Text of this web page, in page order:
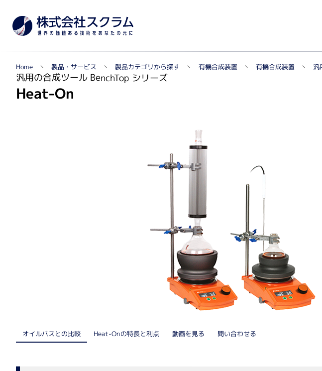
TOPへ
蛍光マイクロアレイ・組織マイクロアレイ
微量分光・蛍光光度
イメージング（ケミルミ/
細胞培養関連
自動セルカウンター
バイオリアクター
3次元培養
培養フラスコ
ステンレス培地吸引棒
リキッドハンドリング 消耗品
Home 製品・サービス 製品カテゴリから探す 有機合成装置 有機合成装置 汎
Heat-On
汎用の合成ツール BenchTop シリーズ
オイルバスとの比較 Heat-Onの特長と利点 動画を見る 問い合わせる